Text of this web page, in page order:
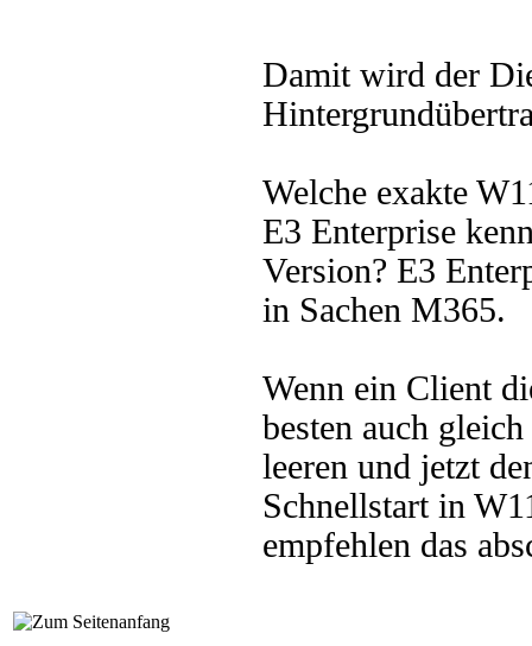
Damit wird der
Welche exakte
E3 Enterprise
Version? E3
in Sachen M365.
Wenn ein Client
besten auch
leeren und jetzt
Schnellstart in
empfehlen das